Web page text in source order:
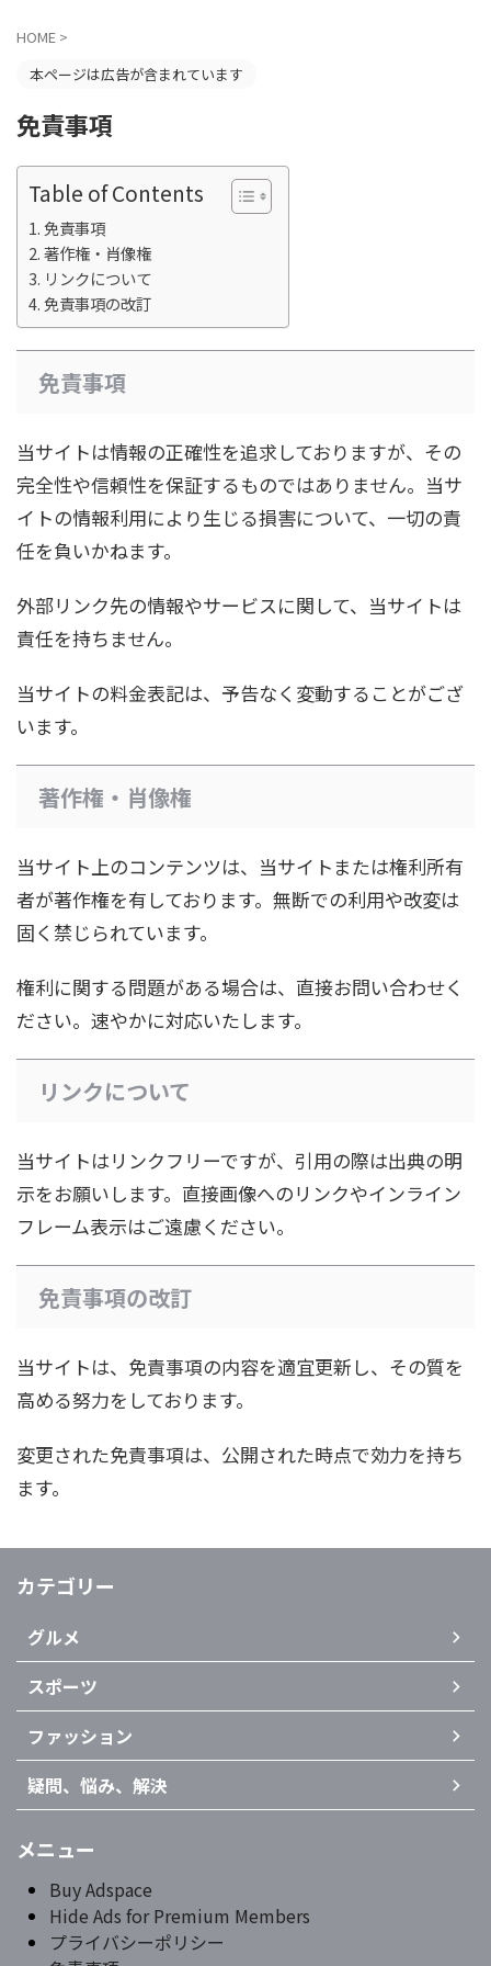
HOME >
本ページは広告が含まれています
免責事項
Table of Contents
免責事項
著作権・肖像権
リンクについて
免責事項の改訂
免責事項
当サイトは情報の正確性を追求しておりますが、その
完全性や信頼性を保証するものではありません。当サ
イトの情報利用により生じる損害について、一切の責
任を負いかねます。
外部リンク先の情報やサービスに関して、当サイトは
責任を持ちません。
当サイトの料金表記は、予告なく変動することがござ
います。
著作権・肖像権
当サイト上のコンテンツは、当サイトまたは権利所有
者が著作権を有しております。無断での利用や改変は
固く禁じられています。
権利に関する問題がある場合は、直接お問い合わせく
ださい。速やかに対応いたします。
リンクについて
当サイトはリンクフリーですが、引用の際は出典の明
示をお願いします。直接画像へのリンクやインライン
フレーム表示はご遠慮ください。
免責事項の改訂
当サイトは、免責事項の内容を適宜更新し、その質を
高める努力をしております。
変更された免責事項は、公開された時点で効力を持ち
ます。
カテゴリー
グルメ
スポーツ
ファッション
疑問、悩み、解決
メニュー
Buy Adspace
Hide Ads for Premium Members
プライバシーポリシー